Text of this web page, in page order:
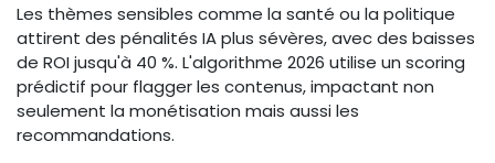
Les thèmes sensibles comme la santé ou la politique
attirent des pénalités IA plus sévères, avec des baisses
de ROI jusqu'à 40 %. L'algorithme 2026 utilise un scoring
prédictif pour flagger les contenus, impactant non
seulement la monétisation mais aussi les
recommandations.